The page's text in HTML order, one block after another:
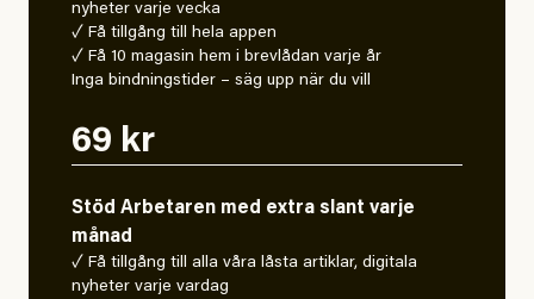
nyheter varje vecka
✓ Få tillgång till hela appen
✓ Få 10 magasin hem i brevlådan varje år
Inga bindningstider – säg upp när du vill
69 kr
Stöd Arbetaren med extra slant varje
månad
✓ Få tillgång till alla våra låsta artiklar, digitala
nyheter varje vardag